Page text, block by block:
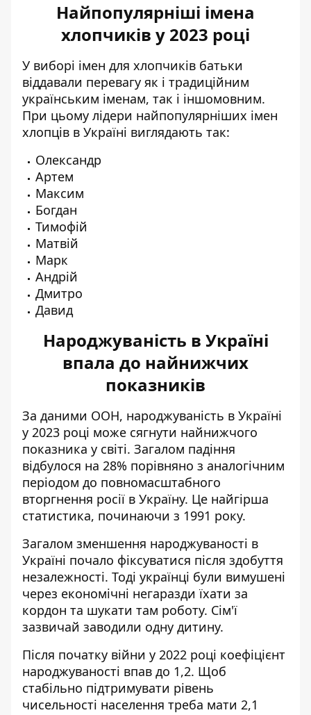
Найпопулярніші імена
хлопчиків у 2023 році
У виборі імен для хлопчиків батьки
віддавали перевагу як і традиційним
українським іменам, так і іншомовним.
При цьому лідери найпопулярніших імен
хлопців в Україні виглядають так:
Олександр
Артем
Максим
Богдан
Тимофій
Матвій
Марк
Андрій
Дмитро
Давид
Народжуваність в Україні
впала до найнижчих
показників
За даними ООН, народжуваність в Україні
у 2023 році може сягнути найнижчого
показника у світі. Загалом падіння
відбулося на 28% порівняно з аналогічним
періодом до повномасштабного
вторгнення росії в Україну. Це найгірша
статистика, починаючи з 1991 року.
Загалом зменшення народжуваності в
Україні почало фіксуватися після здобуття
незалежності. Тоді українці були вимушені
через економічні негаразди їхати за
кордон та шукати там роботу. Сім'ї
зазвичай заводили одну дитину.
Після початку війни у 2022 році коефіцієнт
народжуваності впав до 1,2. Щоб
стабільно підтримувати рівень
чисельності населення треба мати 2,1